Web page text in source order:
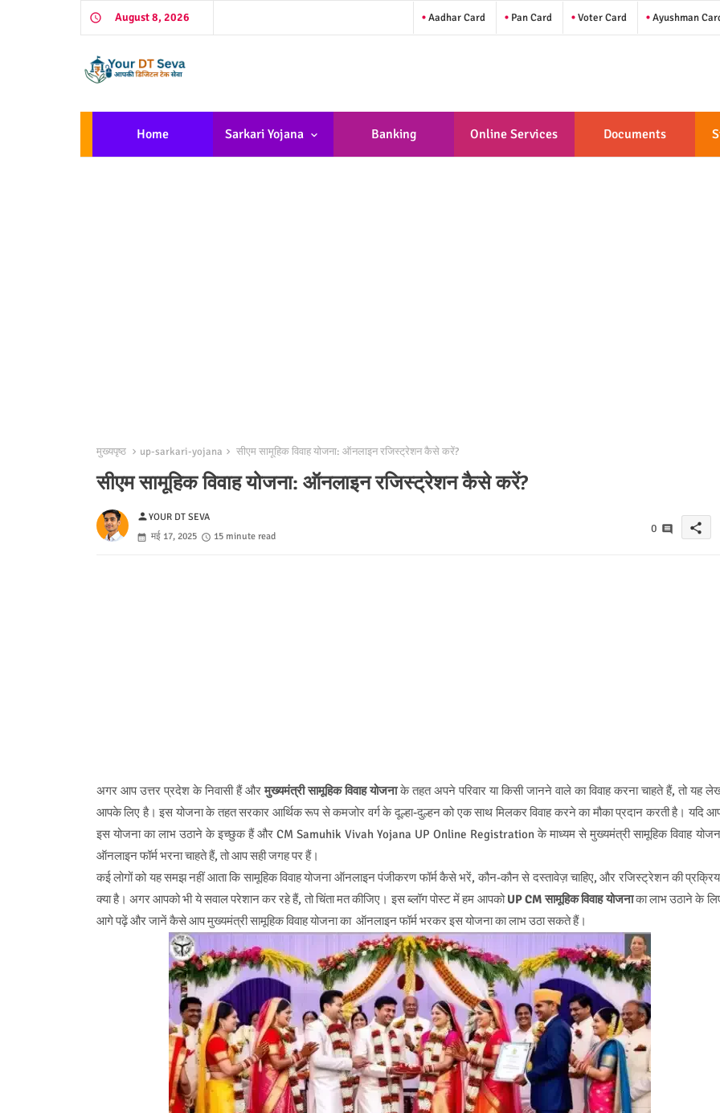
August 8, 2026 Aadhar Card Pan Card Voter Card Ayushman
Home Sarkari Yojana Banking Online Services Documents
मुख्यपृष्ठ up-sarkari-yojana सीएम सामूहिक विवाह योजना: ऑनलाइन रजिस्ट्रेशन कैसे करें?
सीएम सामूहिक विवाह योजना: ऑनलाइन रजिस्ट्रेशन कैसे करें?
personYOUR DT SEVA
मई 17, 2025
15 minute read
0 share
अगर आप उत्तर प्रदेश के निवासी हैं औरमुख्यमंत्री सामूहिक विवाह योजनाके तहत अपने परिवार या किसी जानने वाले का विवाह करना चाहते हैं, तो यह
आपके लिए है। इस योजना के तहत सरकार आर्थिक रूप से कमजोर वर्ग के दूल्हा-दुल्हन को एक साथ मिलकर विवाह करने का मौका प्रदान करती है। यदि
इस योजना का लाभ उठाने के इच्छुक हैं और CM Samuhik Vivah Yojana UP Online Registration के माध्यम से मुख्यमंत्री सामूहिक विवाह
ऑनलाइन फॉर्म भरना चाहते हैं, तो आप सही जगह पर हैं।
कई लोगों को यह समझ नहीं आता कि सामूहिक विवाह योजना ऑनलाइन पंजीकरण फॉर्म कैसे भरें, कौन-कौन से दस्तावेज़ चाहिए, और रजिस्ट्रेशन की
क्या है। अगर आपको भी ये सवाल परेशान कर रहे हैं, तो चिंता मत कीजिए। इस ब्लॉग पोस्ट में हम आपकोUPCM सामूहिक विवाह योजनाका लाभ उठाने के
आगे पढ़ें और जानें कैसे आप मुख्यमंत्री सामूहिक विवाह योजना का ऑनलाइन फॉर्म भरकर इस योजना का लाभ उठा सकते हैं।